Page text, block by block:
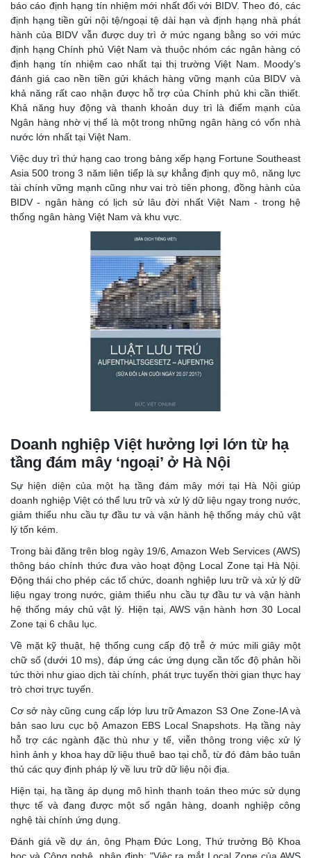
báo cáo định hạng tín nhiệm mới nhất đối với BIDV. Theo đó, các
định hạng tiền gửi nội tệ/ngoại tệ dài hạn và định hạng nhà phát
hành của BIDV vẫn được duy trì ở mức ngang bằng so với mức
định hạng Chính phủ Việt Nam và thuộc nhóm các ngân hàng có
định hạng tín nhiệm cao nhất tại thị trường Việt Nam. Moody’s
đánh giá cao nền tiền gửi khách hàng vững mạnh của BIDV và
khả năng rất cao nhận được hỗ trợ của Chính phủ khi cần thiết.
Khả năng huy động và thanh khoản duy trì là điểm mạnh của
Ngân hàng nhờ vị thế là một trong những ngân hàng có vốn nhà
nước lớn nhất tại Việt Nam.
Việc duy trì thứ hạng cao trong bảng xếp hạng Fortune Southeast
Asia 500 trong 3 năm liên tiếp là sự khẳng định quy mô, năng lực
tài chính vững mạnh cũng như vai trò tiên phong, đồng hành của
BIDV - ngân hàng có lịch sử lâu đời nhất Việt Nam - trong hệ
thống ngân hàng Việt Nam và khu vực.
Doanh nghiệp Việt hưởng lợi lớn từ hạ
tầng đám mây ‘ngoại’ ở Hà Nội
Sự hiện diện của một hạ tầng đám mây mới tại Hà Nội giúp
doanh nghiệp Việt có thể lưu trữ và xử lý dữ liệu ngay trong nước,
giảm thiểu nhu cầu tự đầu tư và vận hành hệ thống máy chủ vật
lý tốn kém.
Trong bài đăng trên blog ngày 19/6, Amazon Web Services (AWS)
thông báo chính thức đưa vào hoạt động Local Zone tại Hà Nội.
Động thái cho phép các tổ chức, doanh nghiệp lưu trữ và xử lý dữ
liệu ngay trong nước, giảm thiểu nhu cầu tự đầu tư và vận hành
hệ thống máy chủ vật lý. Hiện tại, AWS vận hành hơn 30 Local
Zone tại 6 châu lục.
Về mặt kỹ thuật, hệ thống cung cấp độ trễ ở mức mili giây một
chữ số (dưới 10 ms), đáp ứng các ứng dụng cần tốc độ phản hồi
tức thời như giao dịch tài chính, phát trực tuyến thời gian thực hay
trò chơi trực tuyến.
Cơ sở này cũng cung cấp lớp lưu trữ Amazon S3 One Zone-IA và
bản sao lưu cục bộ Amazon EBS Local Snapshots. Hạ tầng này
hỗ trợ các ngành đặc thù như y tế, viễn thông trong việc xử lý
hình ảnh y khoa hay dữ liệu thuê bao tại chỗ, từ đó đảm bảo tuân
thủ các quy định pháp lý về lưu trữ dữ liệu nội địa.
Hiện tại, hạ tầng áp dụng mô hình thanh toán theo mức sử dụng
thực tế và đang được một số ngân hàng, doanh nghiệp công
nghệ tài chính ứng dụng.
Đánh giá về dự án, ông Phạm Đức Long, Thứ trưởng Bộ Khoa